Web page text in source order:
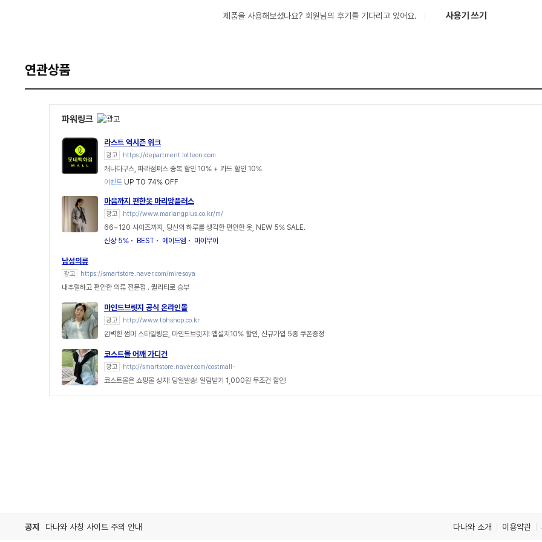
제품을 사용해보셨나요? 회원님의 후기를 기다리고 있어요. 사용기 쓰기
연관상품
파워링크
라스트 역시즌 위크
광고 https://department.lotteon.com
캐나다구스, 파라점퍼스 중복 할인 10% + 카드 할인 10%
이벤트 UP TO 74% OFF
마음까지 편한옷 마리앙플러스
광고 http://www.mariangplus.co.kr/m/
66~120 사이즈까지, 당신의 하루를 생각한 편안한 옷, NEW 5% SALE.
신상 5%
BEST 메이드엠 마이무이
남성의류
광고 https://smartstore.naver.com/miresoya
내추럴하고 편안한 의류 전문점 . 퀄리티로 승부
마인드브릿지 공식 온라인몰
광고 http://www.tbhshop.co.kr
완벽한 썸머 스타일링은, 마인드브릿지! 앱설치10% 할인, 신규가입 5종 쿠폰증정
코스트몰 어깨 가디건
광고 http://smartstore.naver.com/costmall-
코스트몰은 쇼핑몰 성지! 당일발송! 알림받기 1,000원 무조건 할인!
공지 다나와 사칭 사이트 주의 안내 다나와 소개 이용약관